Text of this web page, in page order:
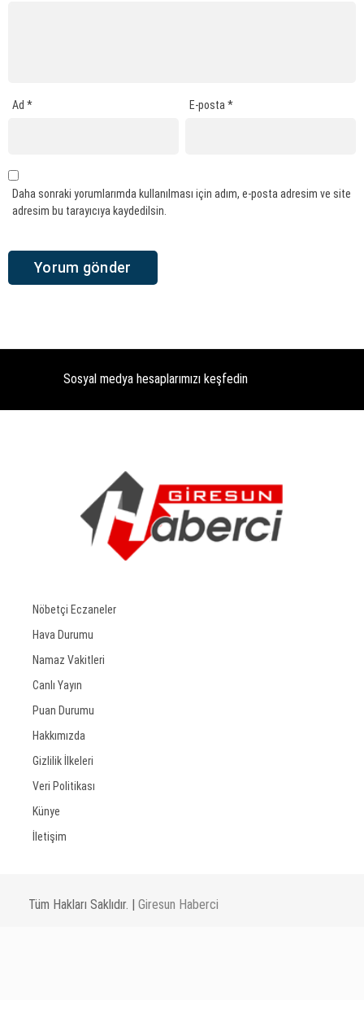
Ad * E-posta*
Daha sonraki yorumlarımda kullanılması için adım, e-posta adresim ve site
adresim bu tarayıcıya kaydedilsin.
Sosyal medya hesaplarımızı keşfedin
Nöbetçi Eczaneler
Hava Durumu
Namaz Vakitleri
Canlı Yayın
Puan Durumu
Hakkımızda
Gizlilik İlkeleri
Veri Politikası
Künye
İletişim
Tüm Hakları Saklıdır. | Giresun Haberci